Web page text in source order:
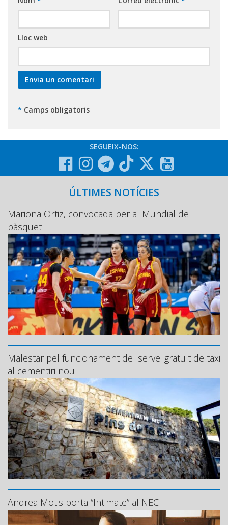
Lloc web
* Camps obligatoris
SEGUEIX-NOS:
ÚLTIMES NOTÍCIES
Mariona Ortiz, convocada per al Mundial de
bàsquet
Malestar pel funcionament del servei gratuït de taxi
al cementiri nou
Andrea Motis porta “Intimate” al NEC